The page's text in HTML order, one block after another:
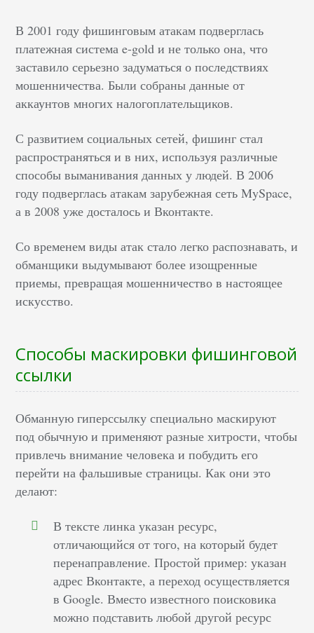
В 2001 году фишинговым атакам подверглась
платежная система e-gold и не только она, что
заставило серьезно задуматься о последствиях
мошенничества. Были собраны данные от
аккаунтов многих налогоплательщиков.
С развитием социальных сетей, фишинг стал
распространяться и в них, используя различные
способы выманивания данных у людей. В 2006
году подверглась атакам зарубежная сеть MySpace,
а в 2008 уже досталось и Вконтакте.
Со временем виды атак стало легко распознавать, и
обманщики выдумывают более изощренные
приемы, превращая мошенничество в настоящее
искусство.
Способы маскировки фишинговой
ссылки
Обманную гиперссылку специально маскируют
под обычную и применяют разные хитрости, чтобы
привлечь внимание человека и побудить его
перейти на фальшивые страницы. Как они это
делают:
В тексте линка указан ресурс,
отличающийся от того, на который будет
перенаправление. Простой пример: указан
адрес Вконтакте, а переход осуществляется
в Google. Вместо известного поисковика
можно подставить любой другой ресурс